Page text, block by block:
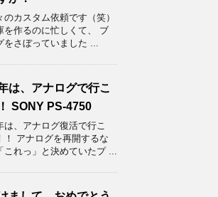
のカスタム依頼です（笑）
を作るのに忙しくて、 ブ
をさぼっていました ...
は、アナログで行こ
SONY PS-4750
は、アナログ復活で行こ
！ アナログを再開するな
これっ」と決めていたプ ...